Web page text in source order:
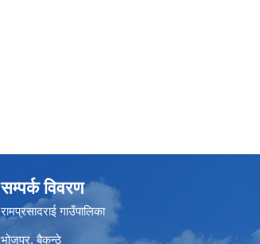
सम्पर्क विवरण
रामप्रसादराई गाउँपालिका
भोजपुर, बैकुन्ठे